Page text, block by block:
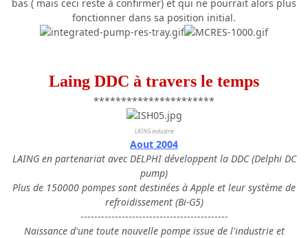
bas ( mais ceci reste à confirmer) et qui ne pourrait alors plus
fonctionner dans sa position initial.
Laing DDC à travers le temps
**********************
LAING industrie
Aout 2004
LAING en partenariat avec DELPHI développent la DDC (Delphi DC
pump)
Plus de 150000 pompes sont destinées à Apple et leur système de
refroidissement (Bi-G5)
-------------------------------------------
Naissance d'une toute nouvelle pompe issue de l'industrie et